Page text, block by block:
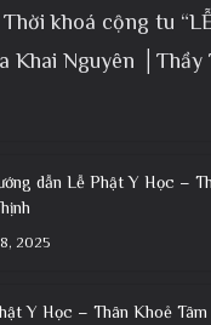
khoá cộng tu
Khai Nguyên
dẫn Lễ Phật Y Học –
2025
Y Học – Thân Khoẻ